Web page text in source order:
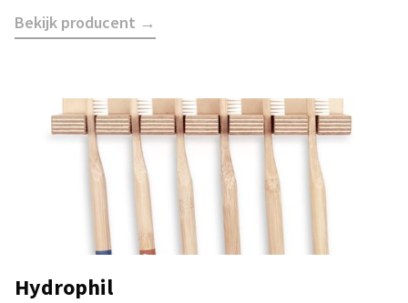
Bekijk producent →
Hydrophil